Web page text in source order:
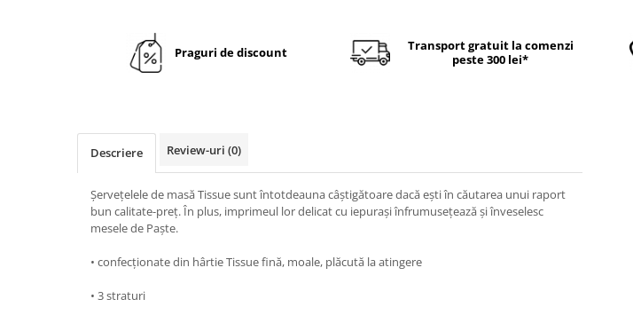
AURIU, ARGINTIU & BRONZ
NAPROANE MASA
CAPACE, COASTERE & BAVETE
FUSTE MASA BUFET
SETURI DE MASA
Praguri de discount
Transport gratuit la comenzi
peste 300 lei*
Descriere Review-uri (0)
Șervețelele de masă Tissue sunt întotdeauna câștigătoare dacă ești în căutarea unui raport
bun calitate-preț. În plus, imprimeul lor delicat cu iepurași înfrumusețează și înveselesc
mesele de Paște.
• confecționate din hârtie Tissue fină, moale, plăcută la atingere
• 3 straturi